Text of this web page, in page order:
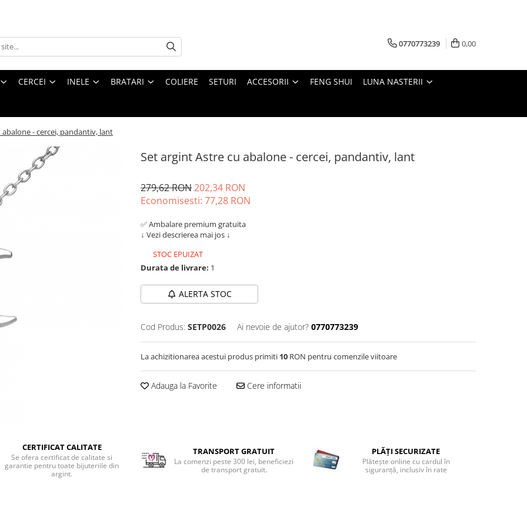
0770773239 0,00
CERCEI INELE BRATARI COLIERE SETURI ACCESORII FENG SHUI LUNA NASTERII
- cercei, pandantiv, lant
Set argint Astre cu abalone - cercei, pandantiv, lant
279,62 RON202,34 RON
Economisesti: 77,28 RON
✅ Ambalare premium gratuita
↓ Vezi descrierea mai jos ↓
STOC EPUIZAT
Durata de livrare: 1
ALERTA STOC
Cod Produs: SETP0026 Ai nevoie de ajutor? 0770773239
La achizitionarea acestui produs primiti 10 RON pentru comenzile viitoare
Adauga la Favorite Cere informatii
CERTIFICAT CALITATE
Se ofera certificat de calitate si
garantie pentru toate bijuteriile din
argint.
TRANSPORT GRATUIT
La comenzi peste 300 lei, beneficiezi
de transport gratuit.
PLĂȚI SECURIZATE
Plătește online cu cardul în
siguranță, inclusiv în rate